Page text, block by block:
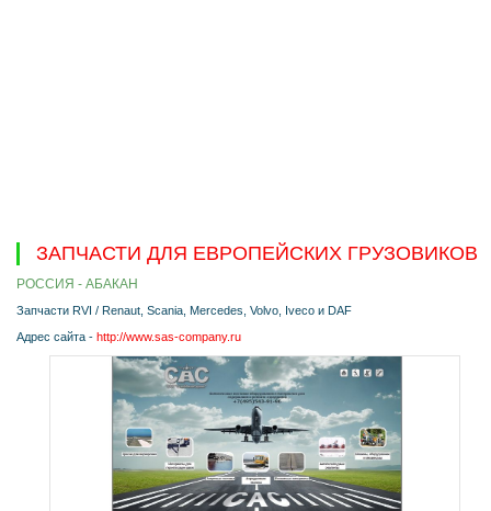
ЗАПЧАСТИ ДЛЯ ЕВРОПЕЙСКИХ ГРУЗОВИКОВ
РОССИЯ - АБАКАН
Запчасти RVI / Renaut, Scania, Mercedes, Volvo, Iveco и DAF
Адрес сайта - http://www.sas-company.ru